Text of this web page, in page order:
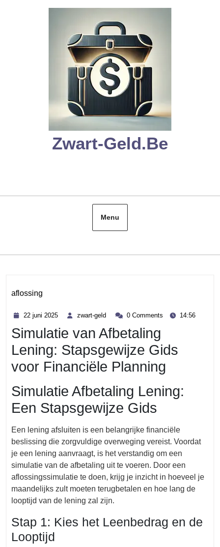
Zwart-Geld.be
Menu
aflossing
22 juni 2025
2025
zwart-geld
zwart- 0 Comments 14:56
Simulatie van Afbetaling
Lening: Stapsgewijze Gids
voor Financiële Planning
Simulatie Afbetaling Lening:
Een Stapsgewijze Gids
Een lening afsluiten is een belangrijke financiële
beslissing die zorgvuldige overweging vereist. Voordat
je een lening aanvraagt, is het verstandig om een
simulatie van de afbetaling uit te voeren. Door een
aflossingssimulatie te doen, krijg je inzicht in hoeveel je
maandelijks zult moeten terugbetalen en hoe lang de
looptijd van de lening zal zijn.
Stap 1: Kies het Leenbedrag en de
Looptijd